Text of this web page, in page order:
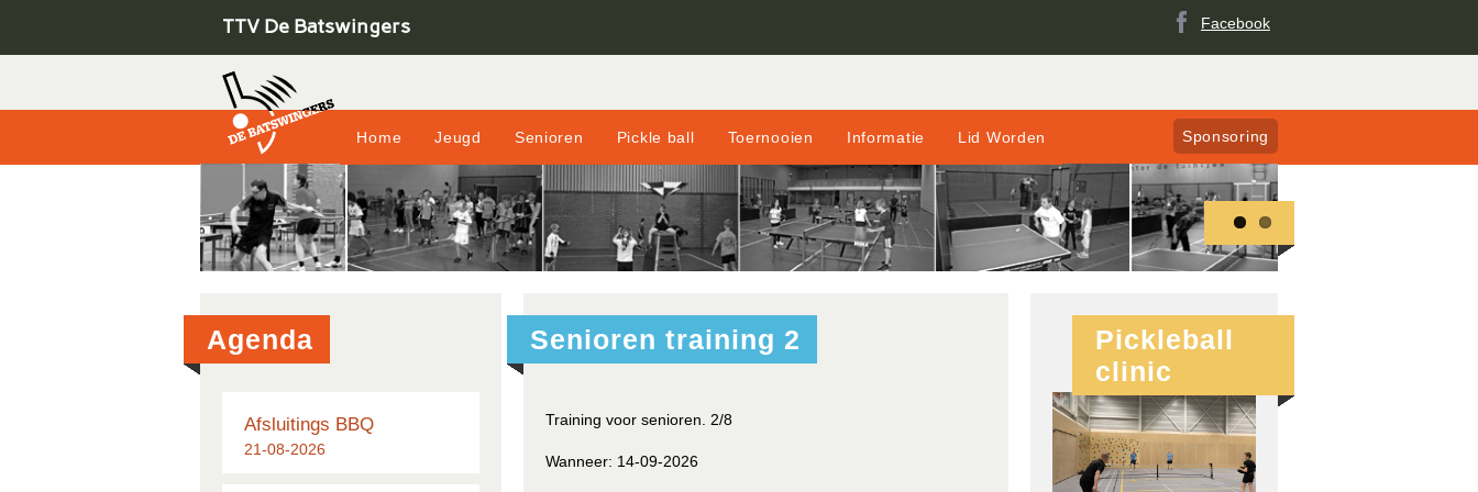
TTV De Batswingers Facebook
Home Jeugd Senioren Pickle ball Toernooien Informatie Lid Worden Sponsoring
Senioren training 2
Training voor senioren. 2/8
Wanneer: 14-09-2026
Agenda
Afsluitings BBQ
21-08-2026
Pickleball
clinic